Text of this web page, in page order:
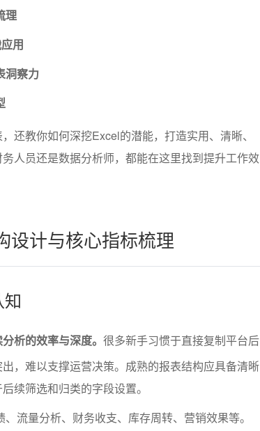
理
用
洞察力
还教你如何深挖Excel的潜能，打造实用、清晰、
人员还是数据分析师，都能在这里找到提升工作效
设计与核心指标梳理
析的效率与深度。 很多新手习惯于直接复制平台后
，难以支撑运营决策。成熟的报表结构应具备清晰
续筛选和归类的字段设置。
流量分析、财务收支、库存周转、营销效果等。